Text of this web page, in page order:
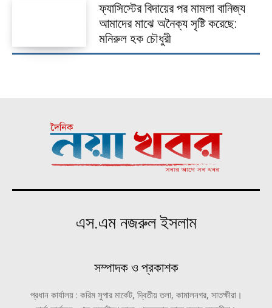
ফ্যাসিস্টের বিদায়ের পর মামলা বানিজ্য
আমাদের মাঝে অনৈক্য সৃষ্টি করেছে:
মনিরুল হক চৌধুরী
এস.এম নজরুল ইসলাম
সম্পাদক ও প্রকাশক
প্রধান কার্যালয় : করিম সুপার মার্কেট, দ্বিতীয় তলা, কামালনগর, সাতক্ষীরা।